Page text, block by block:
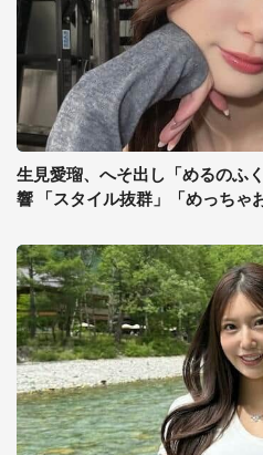
生見愛瑠、へそ出し「めるのふ
響 「スタイル抜群」「めっちゃ